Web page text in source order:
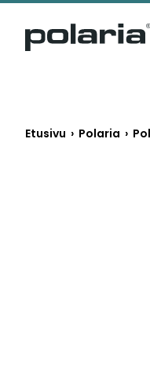
https://polaria.fi/
Etusivu › Polaria ›